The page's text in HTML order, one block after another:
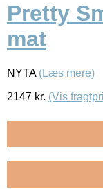
Pretty
mat
NYTA (Læs mere)
2147 kr. (Vis